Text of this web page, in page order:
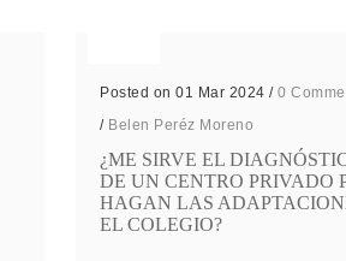
Posted on 01 Mar 2024 / 0
/ Belen Peréz Moreno
¿ME SIRVE EL
DE UN CENTRO PRIVADO
HAGAN LAS
EL COLEGIO?